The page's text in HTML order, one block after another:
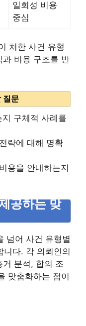
일회성 비용
중심
처한 사건 유형
비용 구조를 반
질문
구체적 사례를
략에 대해 명확
용을 안내하는지
공하는 맞
넘어 사건 유형별
니다. 각 의뢰인의
분석, 합의 조
맞춤화하는 점이